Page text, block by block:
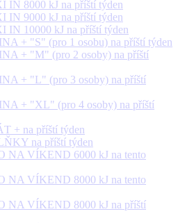
IN 8000 kJ na příští týden
IN 9000 kJ na příští týden
IN 10000 kJ na příští týden
+ "S" (pro 1 osobu) na příští týden
+ "M" (pro 2 osoby) na příští
+ "L" (pro 3 osoby) na příští
+ "XL" (pro 4 osoby) na příští
+ na příští týden
na příští týden
NA VÍKEND 6000 kJ na tento
NA VÍKEND 8000 kJ na tento
NA VÍKEND 8000 kJ na příští